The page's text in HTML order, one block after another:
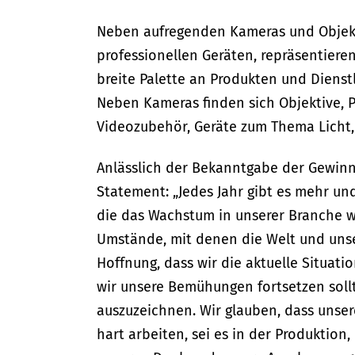
Neben aufregenden Kameras und
professionellen Geräten,
breite Palette an Produkten und
Neben Kameras finden sich Objektive,
Videozubehör, Geräte zum Thema
Anlässlich der Bekanntgabe der
Statement: „Jedes Jahr gibt es mehr
die das Wachstum in unserer
Umstände, mit denen die Welt und
Hoffnung, dass wir die aktuelle
wir unsere Bemühungen fortsetzen
auszuzeichnen. Wir glauben, dass
hart arbeiten, sei es in der